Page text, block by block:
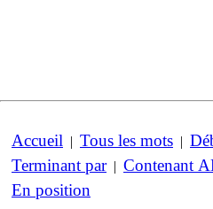
Accueil | Tous les mots |
Terminant par| Contenant
En position